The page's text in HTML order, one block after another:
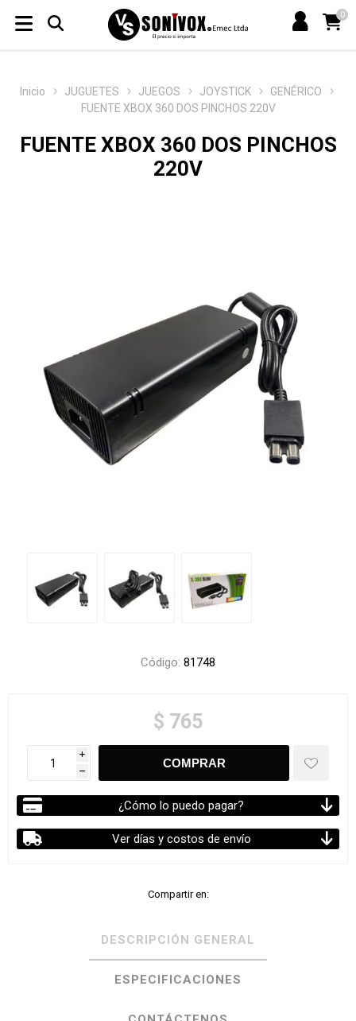
0
Inicio JUGUETES JUEGOS JOYSTICK
GENÉRICO
FUENTE XBOX 360 DOS PINCHOS 220V
FUENTE XBOX 360 DOS PINCHOS
220V
Código: 81748
$ 765
i
h
¿Cómo lo puedo pagar?
Ver días y costos de envío
Compartir en:
DESCRIPCIÓN GENERAL
ESPECIFICACIONES